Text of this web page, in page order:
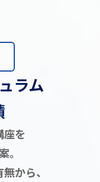
ラム
座を
。
から、